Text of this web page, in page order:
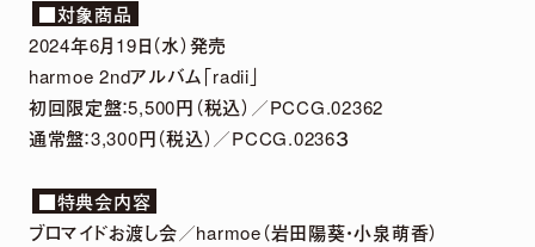
■対象商品
2024年6月19日（水）発売
harmoe 2ndアルバム「radii」
初回限定盤：5,500円（税込）／PCCG.02362
通常盤：3,300円（税込）／PCCG.0236３
■特典会内容
ブロマイドお渡し会／harmoe（岩田陽葵・小泉萌香）